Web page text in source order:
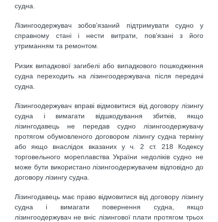
судна.
Лізингоодержувач зобов’язаний підтримувати судно у
справному стані і нести витрати, пов’язані з його
утриманням та ремонтом.
Ризик випадкової загибелі або випадкового пошкодження
судна переходить на лізингоодержувача після передачі
судна.
Лізингоодержувач вправі відмовитися від договору лізингу
судна і вимагати відшкодування збитків, якщо
лізингодавець не передав судно лізингоодержувачу
протягом обумовленого договором лізингу судна терміну
або якщо внаслідок вказаних у ч. 2 ст. 218 Кодексу
торговельного мореплавства України недоліків судно не
може бути використано лізингоодержувачем відповідно до
договору лізингу судна.
Лізингодавець має право відмовитися від договору лізингу
судна і вимагати повернення судна, якщо
лізингоодержувач не вніс лізингової плати протягом трьох